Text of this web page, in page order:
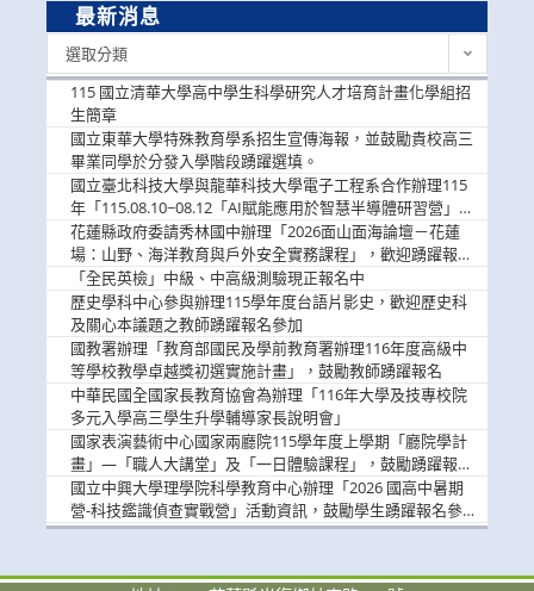
最新消息
選取分類
115 國立清華大學高中學生科學研究人才培育計畫化學組招
生簡章
國立東華大學特殊教育學系招生宣傳海報，並鼓勵貴校高三
畢業同學於分發入學階段踴躍選填。
國立臺北科技大學與龍華科技大學電子工程系合作辦理115
年「115.08.10~08.12「AI賦能應用於智慧半導體研習營」，
歡迎學生踴躍報名參加
花蓮縣政府委請秀林國中辦理「2026面山面海論壇－花蓮
場：山野、海洋教育與戶外安全實務課程」，歡迎踴躍報名
參加
「全民英檢」中級、中高級測驗現正報名中
歷史學科中心參與辦理115學年度台語片影史，歡迎歷史科
及關心本議題之教師踴躍報名參加
國教署辦理「教育部國民及學前教育署辦理116年度高級中
等學校教學卓越獎初選實施計畫」，鼓勵教師踴躍報名
中華民國全國家長教育協會為辦理「116年大學及技專校院
多元入學高三學生升學輔導家長說明會」
國家表演藝術中心國家兩廳院115學年度上學期「廳院學計
畫」—「職人大講堂」及「一日體驗課程」，鼓勵踴躍報名
參與。
國立中興大學理學院科學教育中心辦理「2026 國高中暑期
營-科技鑑識偵查實戰營」活動資訊，鼓勵學生踴躍報名參
加。